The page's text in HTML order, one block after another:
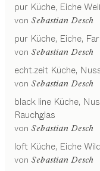
pur Küche Eiche
von Sebastian Desch
pur Küche Eiche,
von Sebastian Desch
echt.zeit Küche
von Sebastian Desch
black line Küche
Rauchglas
von Sebastian Desch
loft Küche Eiche
von Sebastian Desch